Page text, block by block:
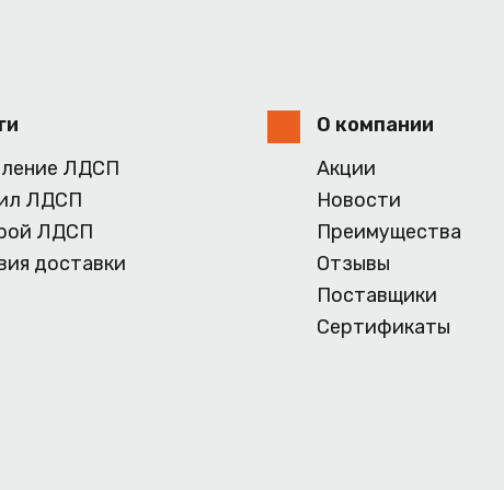
ЛДСП
ЛДСП
ЛДСП
доставки
О компании
Акции
Новости
Преимущества
Отзывы
Поставщики
Сертификаты